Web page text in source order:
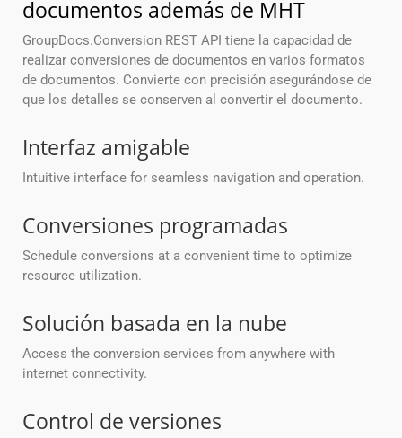
documentos además de MHT
GroupDocs.Conversion REST API tiene la capacidad de
realizar conversiones de documentos en varios formatos
de documentos. Convierte con precisión asegurándose de
que los detalles se conserven al convertir el documento.
Interfaz amigable
Intuitive interface for seamless navigation and operation.
Conversiones programadas
Schedule conversions at a convenient time to optimize
resource utilization.
Solución basada en la nube
Access the conversion services from anywhere with
internet connectivity.
Control de versiones